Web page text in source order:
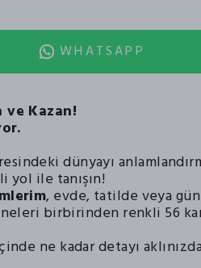
WHATSAPP
ve Kazan!
dünyayı
yol ile tanışın!
, evde, tatilde veya
birbirinden renkli 56
ne kadar detayı